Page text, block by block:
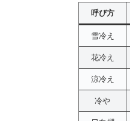
呼び方
雪冷え
花冷え
涼冷え
冷や